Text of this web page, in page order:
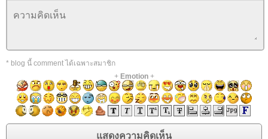
* blog นี้ comment ได้เฉพาะสมาชิก
+ Emotion+